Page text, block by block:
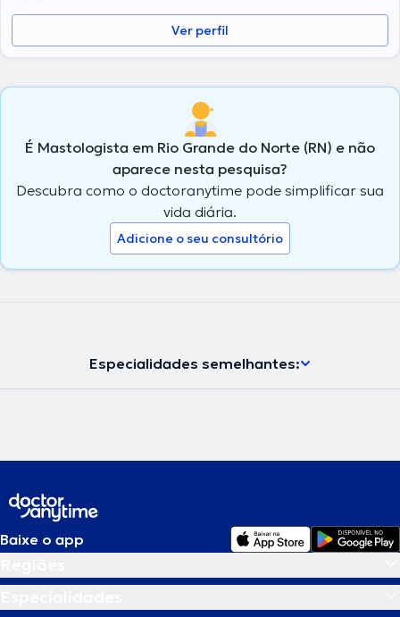
Ver perfil
É Mastologista em Rio Grande do Norte (RN) e não
aparece nesta pesquisa?
Descubra como o doctoranytime pode simplificar sua
vida diária.
Adicione o seu consultório
Especialidades semelhantes:
Baixe o app